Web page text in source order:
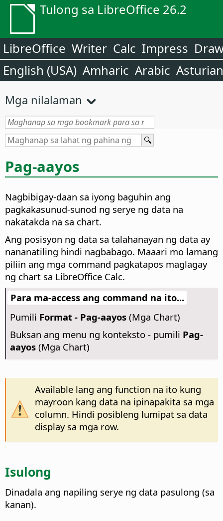
Tulong sa LibreOffice 26.2
LibreOffice Writer Calc Impress
English (USA) Amharic Arabic Asturian
Mga nilalaman
Pag-aayos
Nagbibigay-daan sa iyong baguhin ang
pagkakasunud-sunod ng serye ng data na
nakatakda na sa chart.
Ang posisyon ng data sa talahanayan ng data ay
nananatiling hindi nagbabago. Maaari mo lamang
piliin ang mga command pagkatapos maglagay
ng chart sa LibreOffice Calc.
Para ma-access ang command na ito...
Pumili Format - Pag-aayos(Mga Chart)
Buksan ang menu ng konteksto - pumili Pag-
aayos(Mga Chart)
Available lang ang function na ito kung
mayroon kang data na ipinapakita sa mga
column. Hindi posibleng lumipat sa data
display sa mga row.
Isulong
Dinadala ang napiling serye ng data pasulong (sa
kanan).